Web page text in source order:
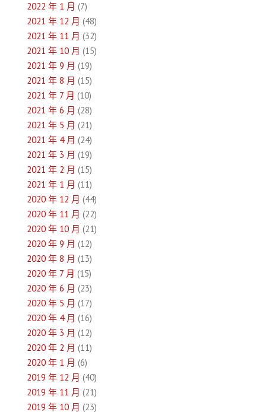
2022 年 1 月 (7)
2021 年 12 月 (48)
2021 年 11 月 (32)
2021 年 10 月 (15)
2021 年 9 月 (19)
2021 年 8 月 (15)
2021 年 7 月 (10)
2021 年 6 月 (28)
2021 年 5 月 (21)
2021 年 4 月 (24)
2021 年 3 月 (19)
2021 年 2 月 (15)
2021 年 1 月 (11)
2020 年 12 月 (44)
2020 年 11 月 (22)
2020 年 10 月 (21)
2020 年 9 月 (12)
2020 年 8 月 (13)
2020 年 7 月 (15)
2020 年 6 月 (23)
2020 年 5 月 (17)
2020 年 4 月 (16)
2020 年 3 月 (12)
2020 年 2 月 (11)
2020 年 1 月 (6)
2019 年 12 月 (40)
2019 年 11 月 (21)
2019 年 10 月 (23)